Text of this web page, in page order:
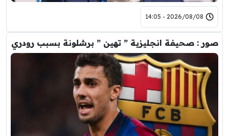
2026/08/08 - 14:05
صور : صحيفة انجليزية ” تهين ” برشلونة بسبب رودري